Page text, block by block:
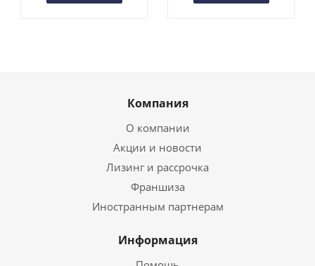
Компания
О компании
Акции и новости
Лизинг и рассрочка
Франшиза
Иностранным партнерам
Информация